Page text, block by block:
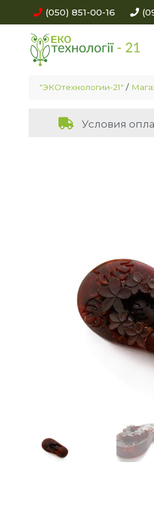
(050) 851-00-16
"ЭКОтехнологии-21" /
Условия